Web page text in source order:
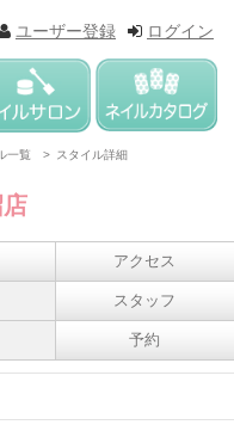
ログイン
ユーザー登録
一覧 > スタイル詳細
アクセス
スタッフ
予約